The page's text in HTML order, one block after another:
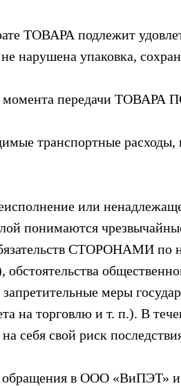
ТОВАРА подлежит
не нарушена упаковка,
с момента передачи
транспортные расходы,
или
понимаются
СТОРОНАМИ по
меры
на торговлю и т. п.). В
свой риск
в OOO «ВиПЭТ»